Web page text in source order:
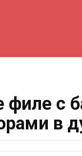
филе с
в